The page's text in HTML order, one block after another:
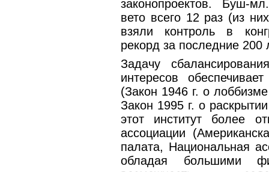
законопроектов. Буш-
вето всего 12 раз (из
взяли контроль в
рекорд за последние 200
Задачу
интересов
(Закон 1946 г. о
Закон 1995 г. о
этот институт более
ассоциации
палата, Национальная
обладая большими